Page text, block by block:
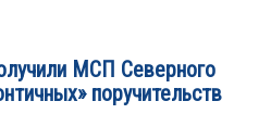
МСП Северного
поручительств